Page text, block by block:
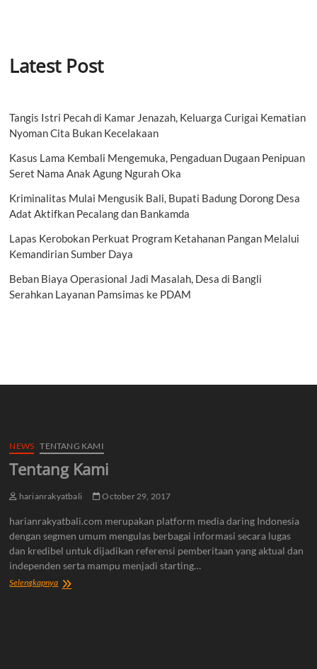
Latest Post
Tangis Istri Pecah di Kamar Jenazah, Keluarga Curigai Kematian
Nyoman Cita Bukan Kecelakaan
Kasus Lama Kembali Mengemuka, Pengaduan Dugaan Penipuan
Seret Nama Anak Agung Ngurah Oka
Kriminalitas Mulai Mengusik Bali, Bupati Badung Dorong Desa
Adat Aktifkan Pecalang dan Bankamda
Lapas Kerobokan Perkuat Program Ketahanan Pangan Melalui
Kemandirian Sumber Daya
Beban Biaya Operasional Jadi Masalah, Desa di Bangli
Serahkan Layanan Pamsimas ke PDAM
NEWS TENTANG KAMI
Tentang Kami
harianrakyatbali October 29, 2017
harianrakyatbali.com merupakan platform media daring Indonesia
dengan segmen umum mengulas berbagai informasi secara lugas
dan kredibel untuk dijadikan referensi pemberitaan yang aktual dan
independen serta mampu menjadi starting…
SelengkapnyaTentang